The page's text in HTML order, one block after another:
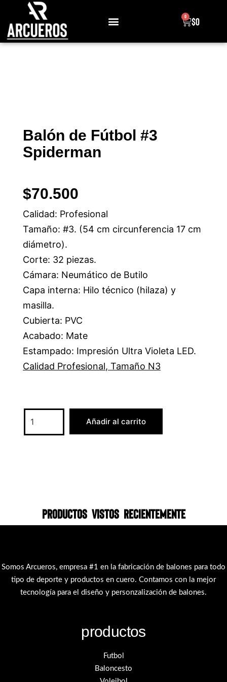
$0
0
Balón de Fútbol #3
Spiderman
$70.500
Calidad: Profesional
Tamaño: #3. (54 cm circunferencia 17 cm
diámetro).
Corte: 32 piezas.
Cámara: Neumático de Butilo
Capa interna: Hilo técnico (hilaza) y
masilla.
Cubierta: PVC
Acabado: Mate
Estampado: Impresión Ultra Violeta LED.
Calidad Profesional, Tamaño N3
Añadir al carrito
Productos vistos recientemente
Somos Arcueros, empresa #1 en la fabricación de balones para todo
tipo de deporte y productos en cuero. Contamos con la mejor
tecnología para el diseño y personzalización de balones.
productos
Futbol
Baloncesto